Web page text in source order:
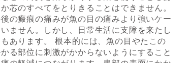
芯のすべてをとりきることはできません。
の瘢痕の痛みが魚の目の痛みより強いケー
ません。しかし、日常生活に支障を来たし
あります。 根本的には、魚の目やたこの
る部位に刺激がかからないようにすること